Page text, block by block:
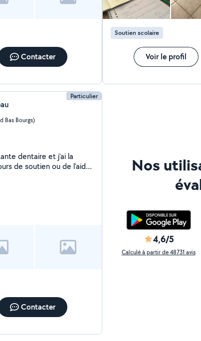
Contacter
Soutien scolaire
Voir le profil
Particulier
Bas Bourgs)
dentaire et j'ai la
de soutien ou de l'aide
littéraires).
Contacter
Nos
4,6/5
Calculé à partir de 48731 avis